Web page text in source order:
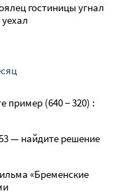
гостиницы угнал
пример (640 − 320) :
— найдите решение
«Бременские